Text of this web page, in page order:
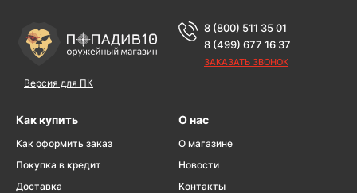
Версия для ПК
8 (800) 511 35 01
8 (499) 677 16 37
ЗАКАЗАТЬ ЗВОНОК
Как купить
Как оформить заказ
Покупка в кредит
Доставка
О нас
О магазине
Новости
Контакты